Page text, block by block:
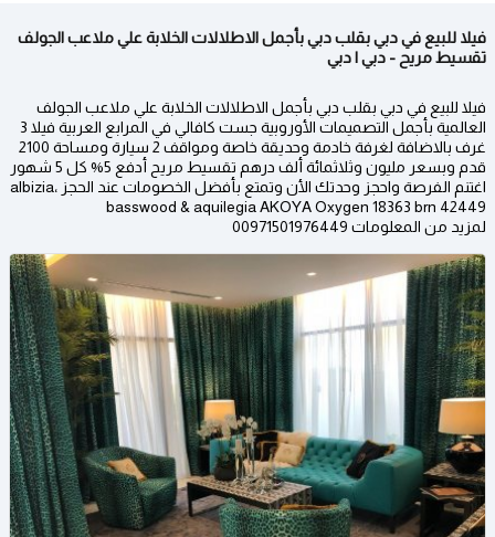
فيلا للبيع في دبي بقلب دبي بأجمل الاطلالات الخلابة علي ملاعب الجولف
تقسيط مريح - دبي | دبي
فيلا للبيع في دبي بقلب دبي بأجمل الاطلالات الخلابة علي ملاعب الجولف
العالمية بأجمل التصميمات الأوروبية جست كافالي في المرابع العربية فيلا 3
غرف بالاضافة لغرفة خادمة وحديقة خاصة ومواقف 2 سيارة ومساحة 2100
قدم وبسعر مليون وثلاثمائة ألف درهم تقسيط مريح أدفع 5% كل 5 شهور
اغتنم الفرصة واحجز وحدتك الأن وتمتع بأفضل الخصومات عند الحجز albizia،
basswood & aquilegia AKOYA Oxygen 18363 brn 42449​
لمزيد من المعلومات 00971501976449